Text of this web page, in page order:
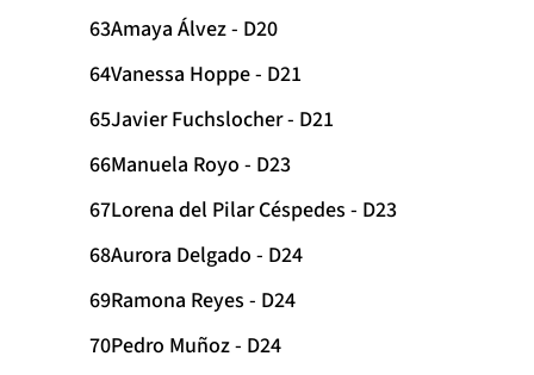
Amaya Álvez - D20
Vanessa Hoppe - D21
Javier Fuchslocher - D21
Manuela Royo - D23
Lorena del Pilar Céspedes - D23
Aurora Delgado - D24
Ramona Reyes - D24
Pedro Muñoz - D24